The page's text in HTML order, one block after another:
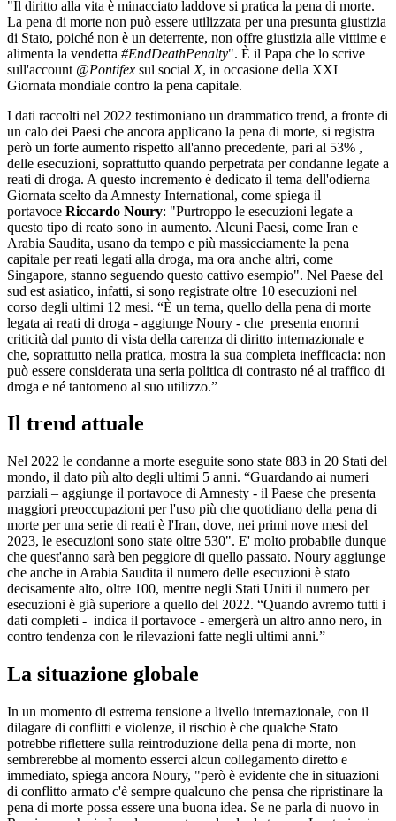
"Il diritto alla vita è minacciato laddove si pratica la pena di morte.
La pena di morte non può essere utilizzata per una presunta giustizia
di Stato, poiché non è un deterrente, non offre giustizia alle vittime e
alimenta la vendetta #EndDeathPenalty". È il Papa che lo scrive
sull'account @Pontifex sul social X, in occasione della XXI
Giornata mondiale contro la pena capitale.
I dati raccolti nel 2022 testimoniano un drammatico trend, a fronte di
un calo dei Paesi che ancora applicano la pena di morte, si registra
però un forte aumento rispetto all'anno precedente, pari al 53% ,
delle esecuzioni, soprattutto quando perpetrata per condanne legate a
reati di droga. A questo incremento è dedicato il tema dell'odierna
Giornata scelto da Amnesty International, come spiega il
portavoce Riccardo Noury: "Purtroppo le esecuzioni legate a
questo tipo di reato sono in aumento. Alcuni Paesi, come Iran e
Arabia Saudita, usano da tempo e più massicciamente la pena
capitale per reati legati alla droga, ma ora anche altri, come
Singapore, stanno seguendo questo cattivo esempio". Nel Paese del
sud est asiatico, infatti, si sono registrate oltre 10 esecuzioni nel
corso degli ultimi 12 mesi. “È un tema, quello della pena di morte
legata ai reati di droga - aggiunge Noury - che presenta enormi
criticità dal punto di vista della carenza di diritto internazionale e
che, soprattutto nella pratica, mostra la sua completa inefficacia: non
può essere considerata una seria politica di contrasto né al traffico di
droga e né tantomeno al suo utilizzo.”
Il trend attuale
Nel 2022 le condanne a morte eseguite sono state 883 in 20 Stati del
mondo, il dato più alto degli ultimi 5 anni. “Guardando ai numeri
parziali – aggiunge il portavoce di Amnesty - il Paese che presenta
maggiori preoccupazioni per l'uso più che quotidiano della pena di
morte per una serie di reati è l'Iran, dove, nei primi nove mesi del
2023, le esecuzioni sono state oltre 530". E' molto probabile dunque
che quest'anno sarà ben peggiore di quello passato. Noury aggiunge
che anche in Arabia Saudita il numero delle esecuzioni è stato
decisamente alto, oltre 100, mentre negli Stati Uniti il numero per
esecuzioni è già superiore a quello del 2022. “Quando avremo tutti i
dati completi - indica il portavoce - emergerà un altro anno nero, in
contro tendenza con le rilevazioni fatte negli ultimi anni.”
La situazione globale
In un momento di estrema tensione a livello internazionale, con il
dilagare di conflitti e violenze, il rischio è che qualche Stato
potrebbe riflettere sulla reintroduzione della pena di morte, non
sembrerebbe al momento esserci alcun collegamento diretto e
immediato, spiega ancora Noury, "però è evidente che in situazioni
di conflitto armato c'è sempre qualcuno che pensa che ripristinare la
pena di morte possa essere una buona idea. Se ne parla di nuovo in